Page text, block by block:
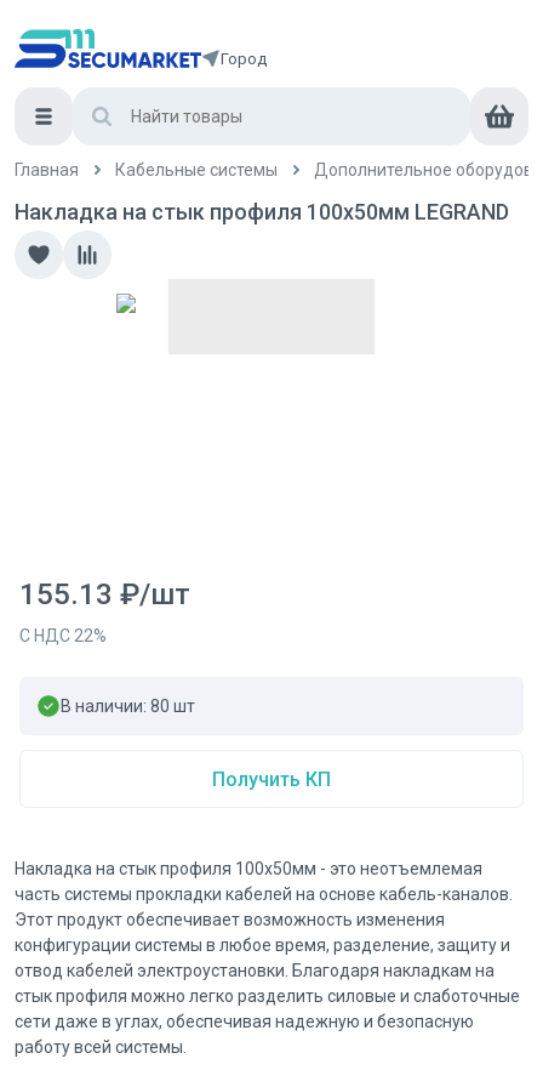
Город
Главная Кабельные системы Дополнительное
Накладка на стык профиля 100х50мм LEGRAND
155.13 ₽/шт
С НДС 22%
В наличии: 80 шт
Получить КП
Накладка на стык профиля 100х50мм - это неотъемлемая
часть системы прокладки кабелей на основе кабель-каналов.
Этот продукт обеспечивает возможность изменения
конфигурации системы в любое время, разделение, защиту и
отвод кабелей электроустановки. Благодаря накладкам на
стык профиля можно легко разделить силовые и слаботочные
сети даже в углах, обеспечивая надежную и безопасную
работу всей системы.